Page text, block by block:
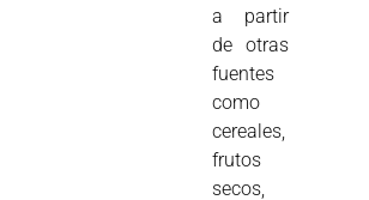
a partir
de otras
fuentes
como
cereales,
frutos
secos,